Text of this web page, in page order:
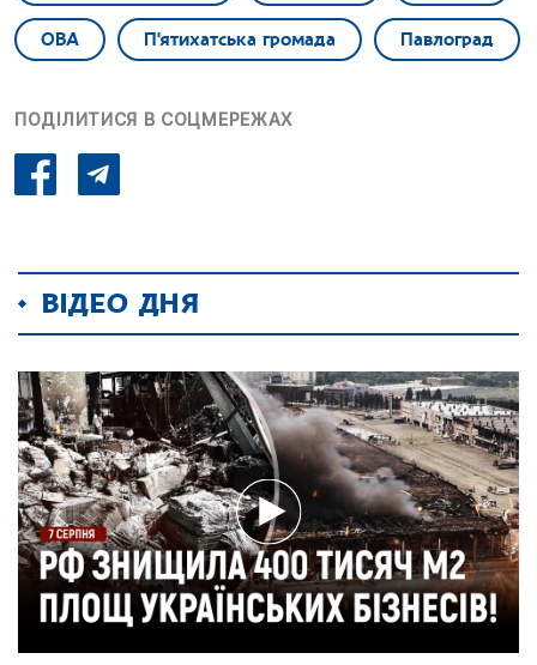
ОВА П'ятихатська громада Павлоград
ПОДІЛИТИСЯ В СОЦМЕРЕЖАХ
ВІДЕО ДНЯ